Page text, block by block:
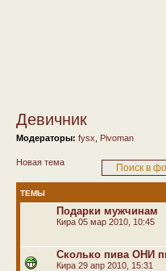
Девичник
Модераторы: fysx Pivoman
Новая тема
ТЕМЫ
Подарки мужчинам
Кира 05 мар 2010, 10:45
Сколько пива ОНИ
Кира 29 апр 2010, 15:31